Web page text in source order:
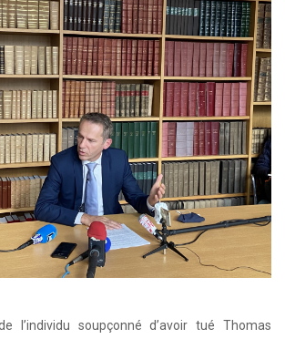
l’individu soupçonné d’avoir tué Thomas